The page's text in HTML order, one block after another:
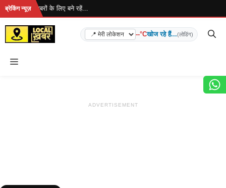
Skip
content
ब्रेकिंग न्यूज़
है... ताज़ा खबरों के लिए बने रहें...
--°Cखोज रहे हैं...(लोडिंग)
Menu
ADVERTISEMENT